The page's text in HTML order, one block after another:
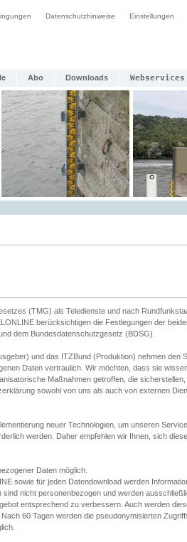
Datenschutzhinweise Einstellungen
Abo Downloads Webservices
(TMG) als Teledienste und nach
berücksichtigen die Festlegungen der
dem Bundesdatenschutzgesetz (BDSG).
und das ITZBund (Produktion) nehmen den
Daten vertraulich. Wir möchten, dass sie
Maßnahmen getroffen, die
sowohl von uns als auch von externen
neuer Technologien, um unseren
werden. Daher empfehlen wir Ihnen, sich diese
Daten möglich.
sowie für jeden Datendownload werden
nicht personenbezogen und werden
entsprechend zu verbessern. Auch werden
60 Tagen werden die pseudonymisierten